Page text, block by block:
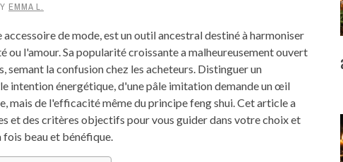
EMMA L.
de mode, est un outil ancestral destiné à harmoniser
ou l'amour. Sa popularité croissante a malheureusement ouvert
semant la confusion chez les acheteurs. Distinguer un
intention énergétique, d'une pâle imitation demande un œil
mais de l'efficacité même du principe feng shui. Cet article a
et des critères objectifs pour vous guider dans votre choix et
beau et bénéfique.